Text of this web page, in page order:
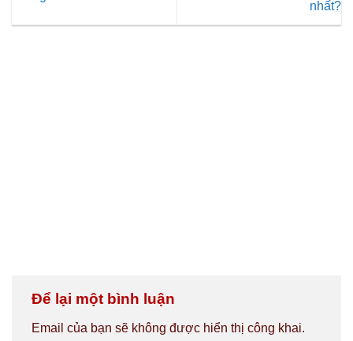
nhất?
Để lại một bình luận
Email của bạn sẽ không được hiển thị công khai.